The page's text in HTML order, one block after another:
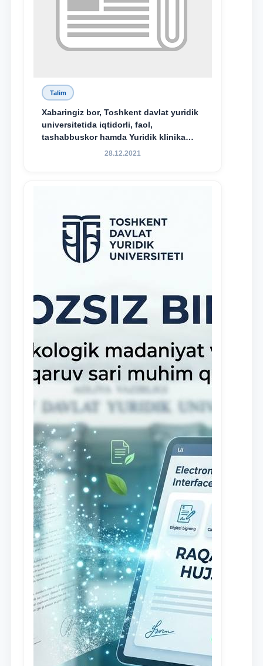
Talim
Xabaringiz bor, Toshkent davlat yuridik
universitetida iqtidorli, faol,
tashabbuskor hamda Yuridik klinika
faoliyatida o‘z bilim va ko‘nikmalarini
28.12.2021